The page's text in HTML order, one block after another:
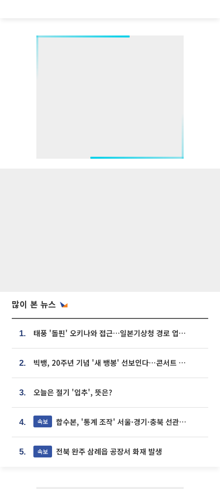
많이 본 뉴스
1. 태풍 '돌핀' 오키나와 접근…일본기상청 경로 업데이트
2. 빅뱅, 20주년 기념 '새 뱅봉' 선보인다⋯콘서트 앞두고 팝업 개최
3. 오늘은 절기 '입추', 뜻은?
4. 속보 합수본, '통계 조작' 서울·경기·충북 선관위 등 추가 압수수색
5. 속보 전북 완주 삼례읍 공장서 화재 발생